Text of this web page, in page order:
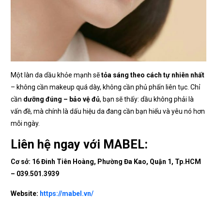
Một làn da dầu khỏe mạnh sẽtỏa sáng theo cách tự nhiên nhất
– không cần makeup quá dày, không cần phủ phấn liên tục. Chỉ
cần dưỡng đúng – bảo vệ đủ, bạn sẽ thấy: dầu không phải là
vấn đề, mà chính là dấu hiệu da đang cần bạn hiểu và yêu nó hơn
mỗi ngày.
Liên hệ ngay với MABEL:
Cơ sở: 16 Đinh Tiên Hoàng, Phường Đa Kao, Quận 1, Tp.HCM
– 039.501.3939
Website: https://mabel.vn/